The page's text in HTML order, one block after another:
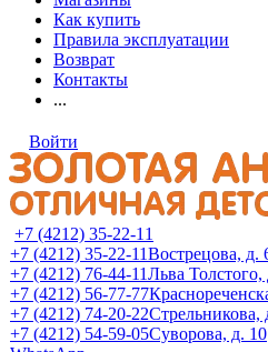
Как купить
Правила эксплуатации
Возврат
Контакты
...
Войти
+7 (4212) 35-22-11
+7 (4212) 35-22-11Вострецова, д.
+7 (4212) 76-44-11Льва Толстого,
+7 (4212) 56-77-77
+7 (4212) 74-20-22Стрельникова,
+7 (4212) 54-59-05Суворова, д. 10